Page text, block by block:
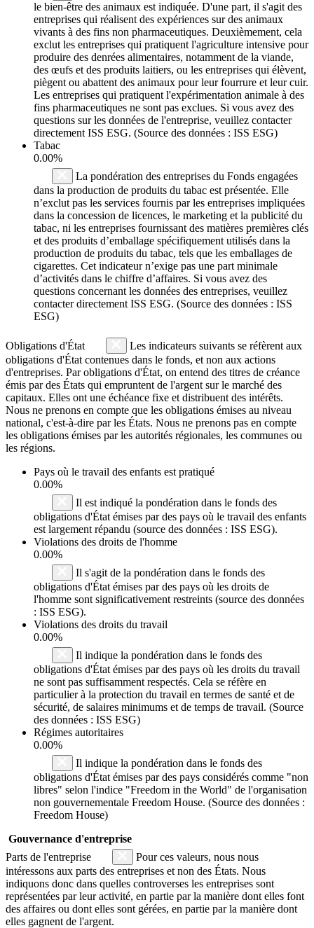
le bien-être des animaux est indiquée. D'une part, il s'agit des
entreprises qui réalisent des expériences sur des animaux
vivants à des fins non pharmaceutiques. Deuxièmement, cela
exclut les entreprises qui pratiquent l'agriculture intensive pour
produire des denrées alimentaires, notamment de la viande,
des œufs et des produits laitiers, ou les entreprises qui élèvent,
piègent ou abattent des animaux pour leur fourrure et leur cuir.
Les entreprises qui pratiquent l'expérimentation animale à des
fins pharmaceutiques ne sont pas exclues. Si vous avez des
questions sur les données de l'entreprise, veuillez contacter
directement ISS ESG. (Source des données : ISS ESG)
Tabac
0.00%
La pondération des entreprises du Fonds engagées
dans la production de produits du tabac est présentée. Elle
n’exclut pas les services fournis par les entreprises impliquées
dans la concession de licences, le marketing et la publicité du
tabac, ni les entreprises fournissant des matières premières clés
et des produits d’emballage spécifiquement utilisés dans la
production de produits du tabac, tels que les emballages de
cigarettes. Cet indicateur n’exige pas une part minimale
d’activités dans le chiffre d’affaires. Si vous avez des
questions concernant les données des entreprises, veuillez
contacter directement ISS ESG. (Source des données : ISS
ESG)
Obligations d'État
Les indicateurs suivants se réfèrent aux
obligations d'État contenues dans le fonds, et non aux actions
d'entreprises. Par obligations d'État, on entend des titres de créance
émis par des États qui empruntent de l'argent sur le marché des
capitaux. Elles ont une échéance fixe et distribuent des intérêts.
Nous ne prenons en compte que les obligations émises au niveau
national, c'est-à-dire par les États. Nous ne prenons pas en compte
les obligations émises par les autorités régionales, les communes ou
les régions.
Pays où le travail des enfants est pratiqué
0.00%
Il est indiqué la pondération dans le fonds des
obligations d'État émises par des pays où le travail des enfants
est largement répandu (source des données : ISS ESG).
Violations des droits de l'homme
0.00%
Il s'agit de la pondération dans le fonds des
obligations d'État émises par des pays où les droits de
l'homme sont significativement restreints (source des données
: ISS ESG).
Violations des droits du travail
0.00%
Il indique la pondération dans le fonds des
obligations d'État émises par des pays où les droits du travail
ne sont pas suffisamment respectés. Cela se réfère en
particulier à la protection du travail en termes de santé et de
sécurité, de salaires minimums et de temps de travail. (Source
des données : ISS ESG)
Régimes autoritaires
0.00%
Il indique la pondération dans le fonds des
obligations d'État émises par des pays considérés comme "non
libres" selon l'indice "Freedom in the World" de l'organisation
non gouvernementale Freedom House. (Source des données :
Freedom House)
Gouvernance d'entreprise
Parts de l'entreprise
Pour ces valeurs, nous nous
intéressons aux parts des entreprises et non des États. Nous
indiquons donc dans quelles controverses les entreprises sont
représentées par leur activité, en partie par la manière dont elles font
des affaires ou dont elles sont gérées, en partie par la manière dont
elles gagnent de l'argent.